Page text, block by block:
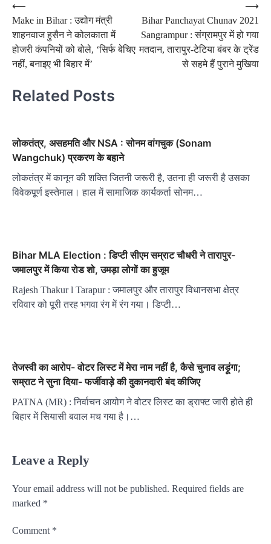
Post
navigation
⟵
Make in Bihar : उद्योग मंत्री
शाहनवाज हुसैन ने कोलकाता में
होजरी कंपनियों को बोले, ‘सिर्फ बेचिए
नहीं, बनाइए भी बिहार में’
Bihar Panchayat Chunav 2021
Sangrampur : संग्रामपुर में हो गया
मतदान, तारापुर-टेटिया बंबर के ट्रेंड
से सहमे हैं पुराने मुखिया
⟶
Related Posts
लोकतंत्र, असहमति और NSA : सोनम वांगचुक (Sonam
Wangchuk) प्रकरण के बहाने
लोकतंत्र में कानून की शक्ति जितनी जरूरी है, उतना ही जरूरी है उसका
विवेकपूर्ण इस्तेमाल। हाल में सामाजिक कार्यकर्ता सोनम…
Bihar MLA Election : डिप्टी सीएम सम्राट चौधरी ने तारापुर-
जमालपुर में किया रोड शो, उमड़ा लोगों का हुजूम
Rajesh Thakur l Tarapur : जमालपुर और तारापुर विधानसभा क्षेत्र
रविवार को पूरी तरह भगवा रंग में रंग गया। डिप्टी…
तेजस्वी का आरोप- वोटर लिस्ट में मेरा नाम नहीं है, कैसे चुनाव लड़ूंगा;
सम्राट ने सुना दिया- फर्जीवाड़े की दुकानदारी बंद कीजिए
PATNA (MR) : निर्वाचन आयोग ने वोटर लिस्ट का ड्राफ्ट जारी होते ही
बिहार में सियासी बवाल मच गया है।…
Leave a Reply
Your email address will not be published. Required fields are
marked *
Comment *